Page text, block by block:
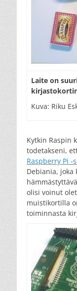
Laite on
Kuva: Riku
Kytkin Raspin
todetakseni,
Raspberry Pi
Debiania, joka
olisi voinut
muistikortilla
toiminnasta